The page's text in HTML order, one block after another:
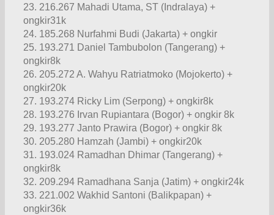
23. 216.267 Mahadi Utama, ST (Indralaya) +
ongkir31k
24. 185.268 Nurfahmi Budi (Jakarta) + ongkir
25. 193.271 Daniel Tambubolon (Tangerang) +
ongkir8k
26. 205.272 A. Wahyu Ratriatmoko (Mojokerto) +
ongkir20k
27. 193.274 Ricky Lim (Serpong) + ongkir8k
28. 193.276 Irvan Rupiantara (Bogor) + ongkir 8k
29. 193.277 Janto Prawira (Bogor) + ongkir 8k
30. 205.280 Hamzah (Jambi) + ongkir20k
31. 193.024 Ramadhan Dhimar (Tangerang) +
ongkir8k
32. 209.294 Ramadhana Sanja (Jatim) + ongkir24k
33. 221.002 Wakhid Santoni (Balikpapan) +
ongkir36k